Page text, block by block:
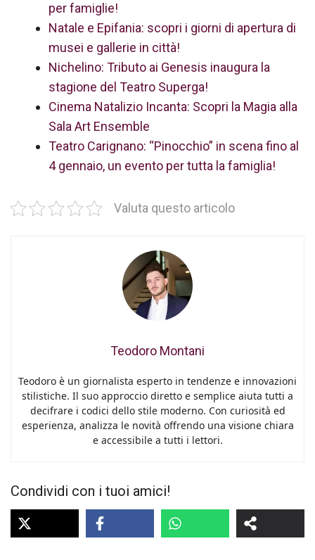
per famiglie!
Natale e Epifania: scopri i giorni di apertura di
musei e gallerie in città!
Nichelino: Tributo ai Genesis inaugura la
stagione del Teatro Superga!
Cinema Natalizio Incanta: Scopri la Magia alla
Sala Art Ensemble
Teatro Carignano: “Pinocchio” in scena fino al
4 gennaio, un evento per tutta la famiglia!
Valuta questo articolo
Teodoro Montani
Teodoro è un giornalista esperto in tendenze e innovazioni
stilistiche. Il suo approccio diretto e semplice aiuta tutti a
decifrare i codici dello stile moderno. Con curiosità ed
esperienza, analizza le novità offrendo una visione chiara
e accessibile a tutti i lettori.
Condividi con i tuoi amici!